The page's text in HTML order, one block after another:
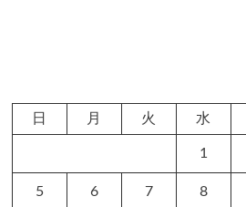
日 月 火 水
1
5 6 7 8